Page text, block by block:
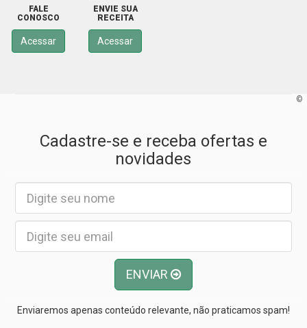
FALE
CONOSCO
Acessar
ENVIE SUA
RECEITA
Acessar
Cadastre-se e receba ofertas e
novidades
ENVIAR
Enviaremos apenas conteúdo relevante, não praticamos spam!
©